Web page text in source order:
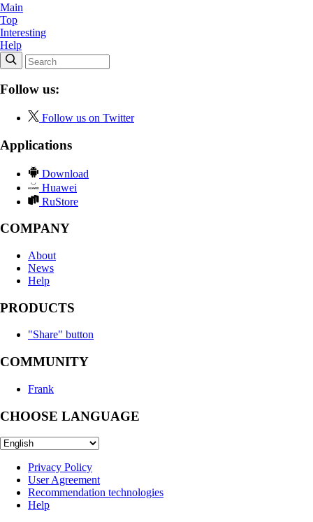
Main
Top
Interesting
Help
Follow us:
Follow us on Twitter
Applications
Download
Huawei
RuStore
COMPANY
About
News
Help
PRODUCTS
"Share" button
COMMUNITY
Frank
CHOOSE LANGUAGE
Privacy Policy
User Agreement
Recommendation technologies
Help